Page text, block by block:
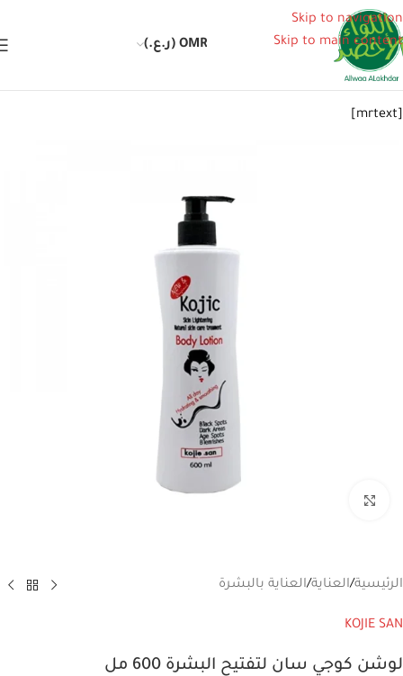
Skip to navigation
Skip to main content
OMR (ر.ع.)
[mrtext]
الرئيسية/العناية/العناية بالبشرة
KOJIE SAN
لوشن كوجي سان لتفتيح البشرة 600 مل